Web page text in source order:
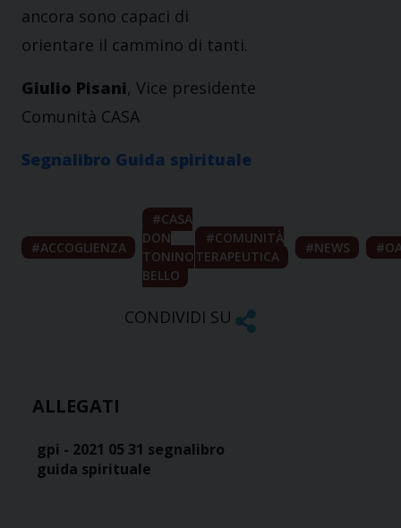
ancora sono capaci di
orientare il cammino di tanti.
Giulio Pisani, Vice presidente
Comunità CASA
Segnalibro Guida spirituale
ACCOGLIENZA
CASA
DON
TONINO
BELLO
COMUNITÀ
TERAPEUTICA
NEWS
CONDIVIDI SU
ALLEGATI
gpi - 2021 05 31 segnalibro
guida spirituale